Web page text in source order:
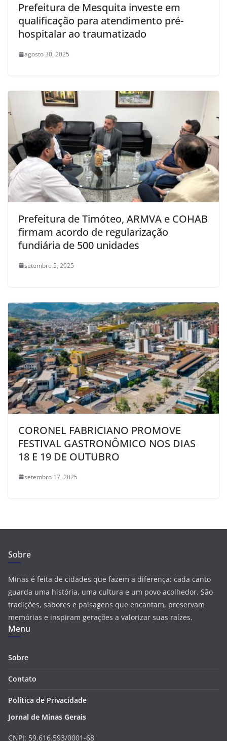
Prefeitura de Mesquita investe em
qualificação para atendimento pré-
hospitalar ao traumatizado
agosto 30, 2025
Prefeitura de Timóteo, ARMVA e COHAB
firmam acordo de regularização
fundiária de 500 unidades
setembro 5, 2025
CORONEL FABRICIANO PROMOVE
FESTIVAL GASTRONÔMICO NOS DIAS
18 E 19 DE OUTUBRO
setembro 17, 2025
Sobre
Minas é feita de cidades que fazem a diferença: cada canto
guarda uma história, uma cultura e um povo acolhedor. São
tradições, sabores e paisagens que encantam, preservam
memórias e inspiram gerações a valorizar suas raízes.
Menu
Sobre
Contato
Política de Privacidade
Jornal de Minas Gerais
CNPJ: 59.616.593/0001-68